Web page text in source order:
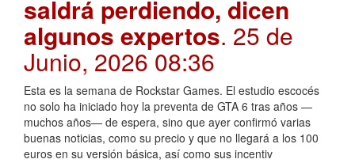
saldrá perdiendo, dicen
algunos expertos. 25 de
Junio, 2026 08:36
Esta es la semana de Rockstar Games. El estudio escocés
no solo ha iniciado hoy la preventa de GTA 6 tras años —
muchos años— de espera, sino que ayer confirmó varias
buenas noticias, como su precio y que no llegará a los 100
euros en su versión básica, así como sus incentiv